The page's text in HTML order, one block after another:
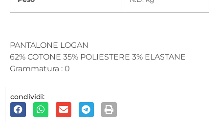
PANTALONE LOGAN
62% COTONE 35% POLIESTERE 3% ELASTANE
Grammatura : 0
condividi: